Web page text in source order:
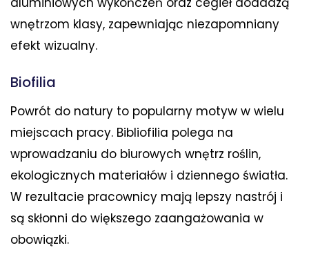
wnętrzom klasy, zapewniając niezapomniany
efekt wizualny.
Biofilia
Powrót do natury to popularny motyw w wielu
miejscach pracy. Bibliofilia polega na
wprowadzaniu do biurowych wnętrz roślin,
ekologicznych materiałów i dziennego światła.
W rezultacie pracownicy mają lepszy nastrój i
są skłonni do większego zaangażowania w
obowiązki.